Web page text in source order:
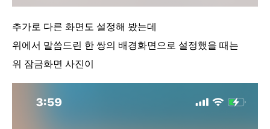
추가로 다른 화면도 설정해 봤는데
위에서 말씀드린 한 쌍의 배경화면으로 설정했을 때는
위 잠금화면 사진이